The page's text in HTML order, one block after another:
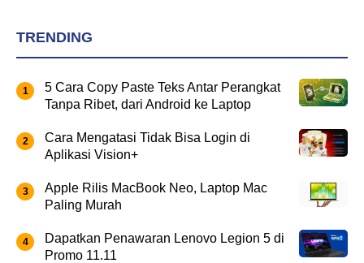
TRENDING
5 Cara Copy Paste Teks Antar Perangkat
Tanpa Ribet, dari Android ke Laptop
Cara Mengatasi Tidak Bisa Login di
Aplikasi Vision+
Apple Rilis MacBook Neo, Laptop Mac
Paling Murah
Dapatkan Penawaran Lenovo Legion 5 di
Promo 11.11